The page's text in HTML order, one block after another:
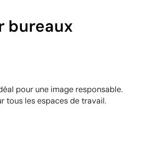
bureaux
pour une image responsable.
tous les espaces de travail.